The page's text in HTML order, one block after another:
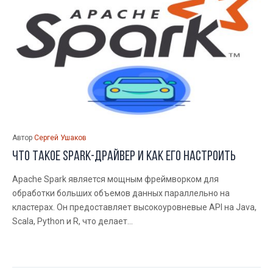
Автор Сергей Ушаков
Что такое Spark-драйвер и как его настроить
Apache Spark является мощным фреймворком для
обработки больших объемов данных параллельно на
кластерах. Он предоставляет высокоуровневые API на Java,
Scala, Python и R, что делает...